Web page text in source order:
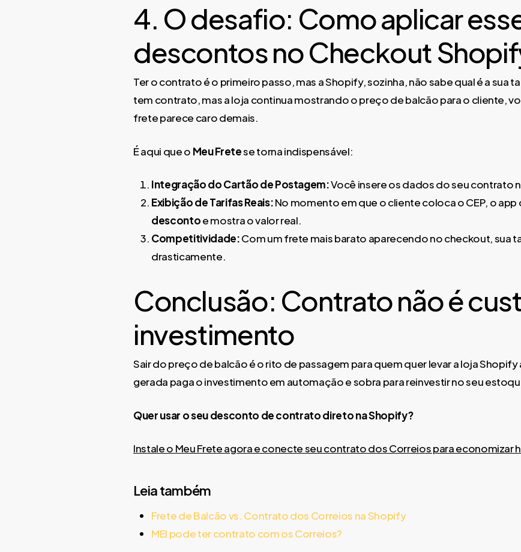
4. O desafio: Como aplicar
descontos no Checkout
Ter o contrato é o primeiro passo, mas a Shopify, sozinha, não sabe qual é a sua
tem contrato, mas a loja continua mostrando o preço de balcão para o cliente,
frete parece caro demais.
É aqui que o Meu Fretese torna indispensável:
Integração do Cartão de Postagem:Você insere os dados do seu contrato
Exibição de Tarifas Reais:No momento em que o cliente coloca o CEP, o app
descontoe mostra o valor real.
Competitividade:Com um frete mais barato aparecendo no checkout, sua
drasticamente.
Conclusão: Contrato não é
investimento
Sair do preço de balcão é o rito de passagem para quem quer levar a loja
gerada paga o investimento em automação e sobra para reinvestir no seu
Quer usar o seu desconto de contrato direto na Shopify?
Instale o Meu Frete agora e conecte seu contrato dos Correios para economizar
Leia também
Frete de Balcão vs. Contrato dos Correios na Shopify
MEI pode ter contrato com os Correios?